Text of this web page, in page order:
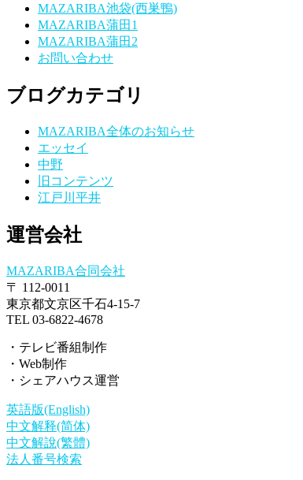
MAZARIBA池袋(西巣鴨)
MAZARIBA蒲田1
MAZARIBA蒲田2
お問い合わせ
ブログカテゴリ
MAZARIBA全体のお知らせ
エッセイ
中野
旧コンテンツ
江戸川平井
運営会社
MAZARIBA合同会社
〒 112-0011
東京都文京区千石4-15-7
TEL 03-6822-4678
・テレビ番組制作
・Web制作
・シェアハウス運営
英語版(English)
中文解释(简体)
中文解說(繁體)
法人番号検索